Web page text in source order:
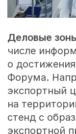
Деловые
числе
о
Форума.
экспортный
на
стенд с
экспортной